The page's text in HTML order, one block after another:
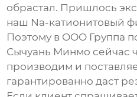
обрастал. Пришлось
наш Na-катионитовый
Поэтому в ООО Группа
Сычуань Минмо сейчас
производим и
гарантированно даст